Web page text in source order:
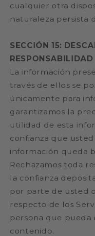
cualquier otra
naturaleza persista
SECCIÓN 15:
La información
través de ellos se
únicamente para
garantizamos la
utilidad de esta
confianza que
información queda
Rechazamos toda
la confianza
por parte de usted
respecto de los
persona que pueda
contenido.